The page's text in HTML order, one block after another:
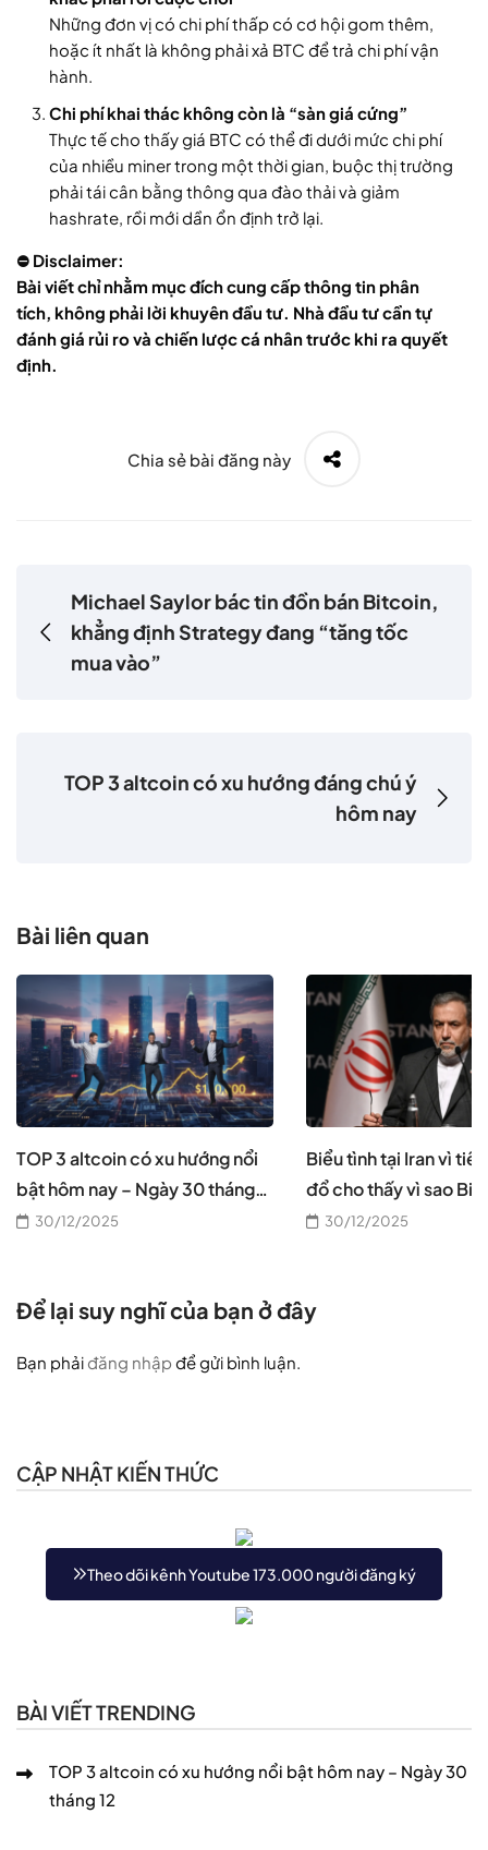
Những đơn vị có chi phí thấp có cơ hội gom thêm,
hoặc ít nhất là không phải xả BTC để trả chi phí vận
hành.
Chi phí khai thác không còn là “sàn giá cứng”
Thực tế cho thấy giá BTC có thể đi dưới mức chi phí
của nhiều miner trong một thời gian, buộc thị trường
phải tái cân bằng thông qua đào thải và giảm
hashrate, rồi mới dần ổn định trở lại.
⛔ Disclaimer:
Bài viết chỉ nhằm mục đích cung cấp thông tin phân
tích, không phải lời khuyên đầu tư. Nhà đầu tư cần tự
đánh giá rủi ro và chiến lược cá nhân trước khi ra quyết
định.
Chia sẻ bài đăng này
Michael Saylor bác tin đồn bán Bitcoin,
khẳng định Strategy đang “tăng tốc
mua vào”
TOP 3 altcoin có xu hướng đáng chú ý
hôm nay
Bài liên quan
TOP 3 altcoin có xu hướng nổi
bật hôm nay – Ngày 30 tháng
12 30/12/2025
Biểu tình tại Iran vì
đổ cho thấy vì sao
cần thiết, theo CEO
30/12/2025
Để lại suy nghĩ của bạn ở đây
Bạn phải đăng nhập để gửi bình luận.
CẬP NHẬT KIẾN THỨC
Theo dõi kênh Youtube 173.000 người đăng ký
BÀI VIẾT TRENDING
TOP 3 altcoin có xu hướng nổi bật hôm nay – Ngày 30
tháng 12